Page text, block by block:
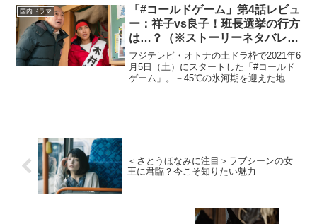
はるか）。ある日...
国内ドラマ
「#コールドゲーム」第4話レビュ
ー：祥子vs良子！班長選挙の行方
は…？（※ストーリーネタバレあ
り）
フジテレビ・オトナの土ドラ枠で2021年6
月5日（土）にスタートした「#コールド
ゲーム」。－45℃の氷河期を迎えた地球
＜さとうほなみに注目＞ラブシーンの女
王に君臨？今こそ知りたい魅力